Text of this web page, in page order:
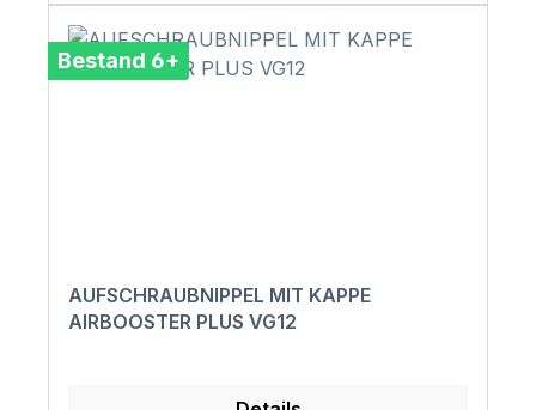
Bestand 6+
AUFSCHRAUBNIPPEL MIT KAPPE
AIRBOOSTER PLUS VG12